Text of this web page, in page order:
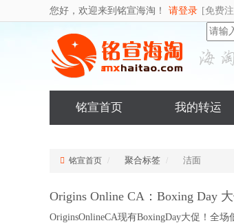
您好，欢迎来到铭宣海淘！ 请登录 [免费
铭宣首页 我的转运
铭宣首页 聚合标签 洁面
Origins Online CA：Boxing Day
OriginsOnlineCA现有BoxingDay大促！全